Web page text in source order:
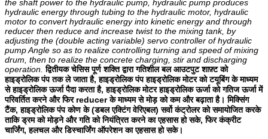
the shaft power to the hydraulic pump, hydraulic pump produces
hydraulic energy through tubing to the hydraulic motor, hydraulic
motor to convert hydraulic energy into kinetic energy and through
reducer then reduce and increase twist to the mixing tank, by
adjusting the (double acting variable) servo controller of hydraulic
pump Angle so as to realize controlling turning and speed of mixing
drum, then to realize the concrete charging, stir and discharging
operation. द्वितीयक चेसिस पूर्ण शक्ति द्वारा गतिशील बल आउटपुट शाफ़्ट को
हाइड्रोलिक पंप तक ले जाता है, हाइड्रोलिक पंप हाइड्रोलिक मोटर को टयूबिंग के माध्यम
से हाइड्रोलिक ऊर्जा पैदा करता है, हाइड्रोलिक मोटर हाइड्रोलिक ऊर्जा को गतिज ऊर्जा में
परिवर्तित करने और फिर reducer के माध्यम से मोड़ को कम और बढ़ाता है। मिक्सिंग
टैंक, हाइड्रोलिक पंप कोण के (डबल एक्टिंग वेरिएबल) सर्वो कंट्रोलर को समायोजित करके
ताकि ड्रम को मोड़ने और गति को नियंत्रित करने का एहसास हो सके, फिर कंक्रीट
चार्जिंग, हलचल और डिस्चार्जिंग ऑपरेशन का एहसास हो सके।